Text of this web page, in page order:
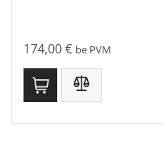
174,00€ be PVM